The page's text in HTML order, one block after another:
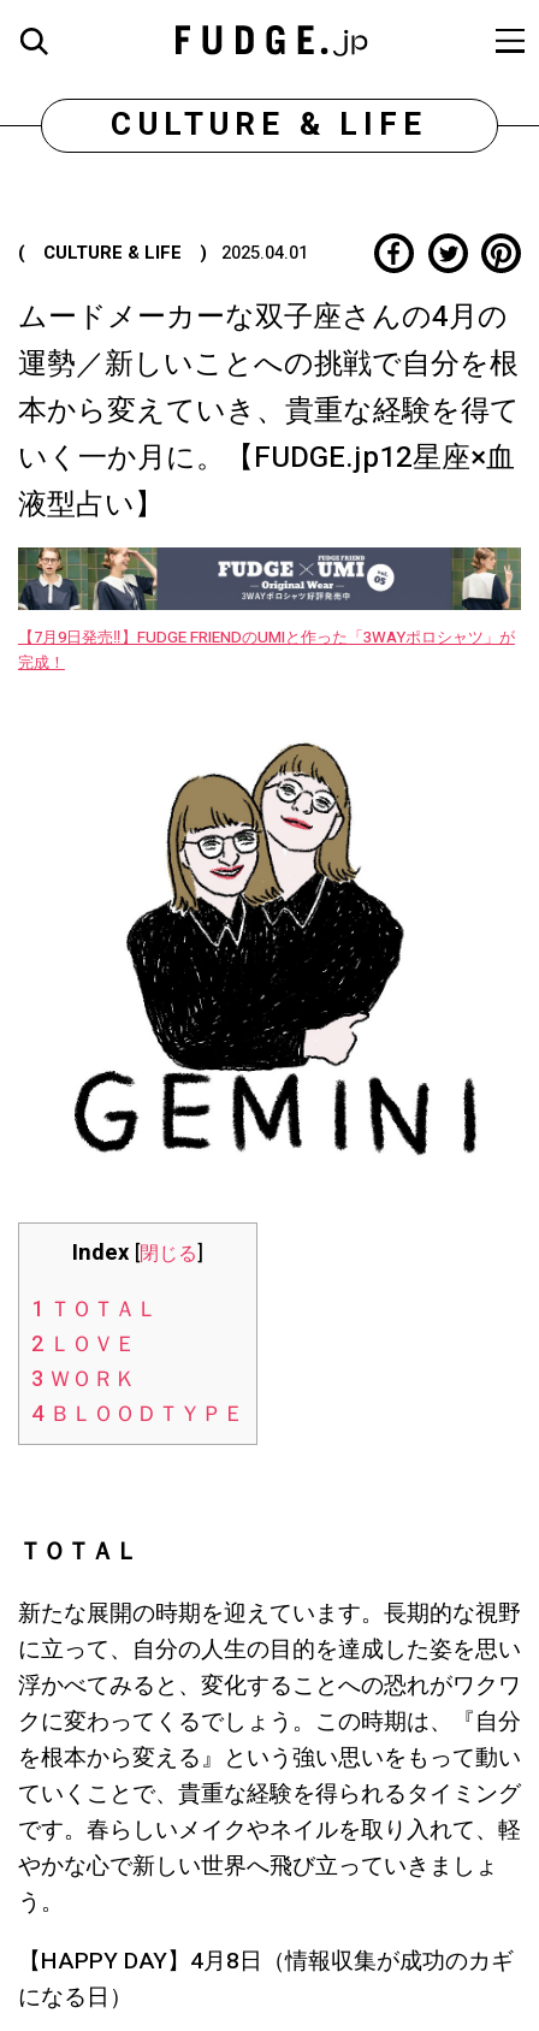
CULTURE & LIFE
( CULTURE & LIFE ) 2025.04.01
ムードメーカーな双子座さんの4月の
運勢／新しいことへの挑戦で自分を根
本から変えていき、貴重な経験を得て
いく一か月に。【FUDGE.jp12星座×血
液型占い】
【7月9日発売‼︎】FUDGE FRIENDのUMIと作った「3WAYポロシャツ」が
完成！
Index [閉じる]
1 ＴＯＴＡＬ
2ＬＯＶＥ
3 ＷＯＲＫ
4ＢＬＯＯＤＴＹＰＥ
ＴＯＴＡＬ
新たな展開の時期を迎えています。長期的な視野
に立って、自分の人生の目的を達成した姿を思い
浮かべてみると、変化することへの恐れがワクワ
クに変わってくるでしょう。この時期は、『自分
を根本から変える』という強い思いをもって動い
ていくことで、貴重な経験を得られるタイミング
です。春らしいメイクやネイルを取り入れて、軽
やかな心で新しい世界へ飛び立っていきましょ
う。
【HAPPY DAY】4月8日（情報収集が成功のカギ
になる日）